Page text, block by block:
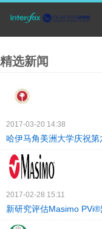
精选新闻
2017-03-20 14:38
哈伊马角美洲大学庆祝第
2017-02-28 15:11
新研究评估Masimo